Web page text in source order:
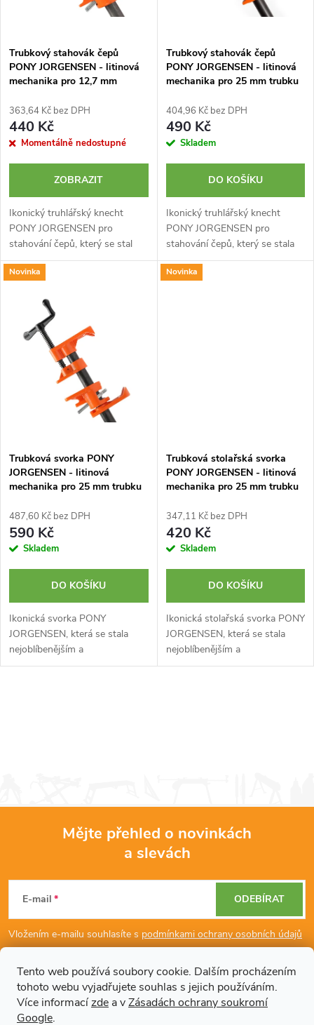
Tento web používá soubory cookie. Dalším procházením
tohoto webu vyjadřujete souhlas s jejich používáním.
Více informacízde a vZásadách ochrany soukromí
Google.
r
o
d
u
k
t
ů
p
r
o
d
k
t
ů
Trubkový stahovák čepů
PONY JORGENSEN - litinová
mechanika pro 12,7 mm
363,64 Kč bez DPH
440 Kč
Momentálně nedostupné
ZOBRAZIT
Ikonický truhlářský knecht
PONY JORGENSEN pro
stahování čepů, který se stal
nejoblíbenějším a
nejrozšířenějším typem
USA. Originální robustní...
Trubkový stahovák čepů
PONY JORGENSEN - litinová
mechanika pro 25 mm trubku
404,96 Kč bez DPH
490 Kč
Skladem
DO KOŠÍKU
Ikonický truhlářský knecht
PONY JORGENSEN pro
stahování čepů, který se stala
nejoblíbenějším a
nejrozšířenějším typem
Novinka
Trubková svorka PONY
JORGENSEN - litinová
mechanika pro 25 mm trubku
487,60 Kč bez DPH
590 Kč
Skladem
DO KOŠÍKU
Ikonická svorka PONY
JORGENSEN, která se stala
nejoblíbenějším a
nejrozšířenějším typem
Novinka
Trubková stolařská svorka
PONY JORGENSEN - litinová
mechanika pro 25 mm trubku
347,11 Kč bez DPH
420 Kč
Skladem
DO KOŠÍKU
Ikonická stolařská svorka PONY
JORGENSEN, která se stala
nejoblíbenějším a
nejrozšířenějším typem
c
p
v
k
p
Mějte přehled o novinkách
a slevách
E-mail
Vložením e-mailu souhlasíte s podmínkami ochrany osobních údajů
ODEBÍRAT
Dodatečné informace